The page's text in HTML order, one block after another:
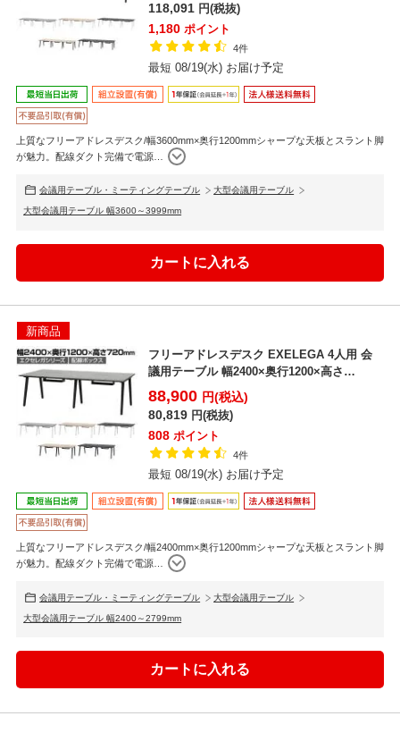
118,091 円(税抜)
1,180 ポイント
4件
最短 08/19(水) お届け予定
上質なフリーアドレスデスク/幅3600mm×奥行1200mmシャープな天板とスラント脚
が魅力。配線ダクト完備で電源…
会議用テーブル・ミーティングテーブル 大型会議用テーブル
大型会議用テーブル 幅3600～3999mm
新商品
フリーアドレスデスク EXELEGA 4人用 会
議用テーブル 幅2400×奥行1200×高さ
720m...
88,900 円(税込)
80,819 円(税抜)
808 ポイント
4件
最短 08/19(水) お届け予定
上質なフリーアドレスデスク/幅2400mm×奥行1200mmシャープな天板とスラント脚
が魅力。配線ダクト完備で電源…
会議用テーブル・ミーティングテーブル 大型会議用テーブル
大型会議用テーブル 幅2400～2799mm